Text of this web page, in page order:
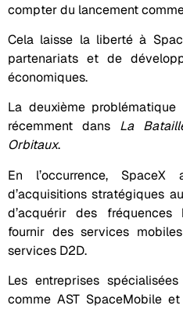
compter du lancement
Cela laisse la liberté à
partenariats et de
économiques.
La deuxième
récemment dans La
Orbitaux.
En l’occurrence,
d’acquisitions stratégiques
d’acquérir des
fournir des services
services D2D.
Les entreprises
comme AST SpaceMobile